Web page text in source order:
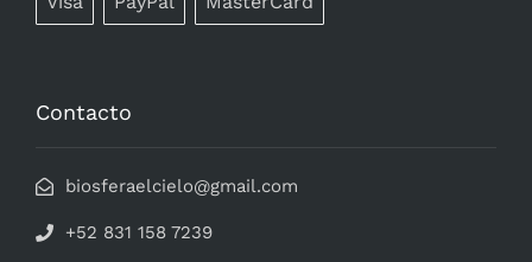
Contacto
biosferaelcielo@gmail.com
+52 831 158 7239